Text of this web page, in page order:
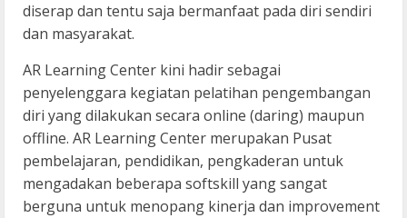
diserap dan tentu saja bermanfaat pada diri sendiri
dan masyarakat.
AR Learning Center kini hadir sebagai
penyelenggara kegiatan pelatihan pengembangan
diri yang dilakukan secara online (daring) maupun
offline. AR Learning Center merupakan Pusat
pembelajaran, pendidikan, pengkaderan untuk
mengadakan beberapa softskill yang sangat
berguna untuk menopang kinerja dan improvement